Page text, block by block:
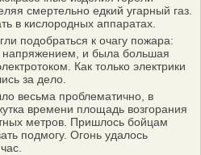
смертельно едкий угарный газ.
в кислородных аппаратах.
подобраться к очагу пожара:
и была большая
Как только электрики
за дело.
весьма проблематично, в
времени площадь возгорания
метров. Пришлось бойцам
подмогу. Огонь удалось